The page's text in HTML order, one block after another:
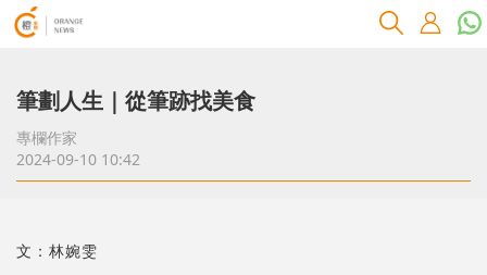
筆劃人生｜從筆跡找美食
專欄作家
2024-09-10 10:42
文：林婉雯